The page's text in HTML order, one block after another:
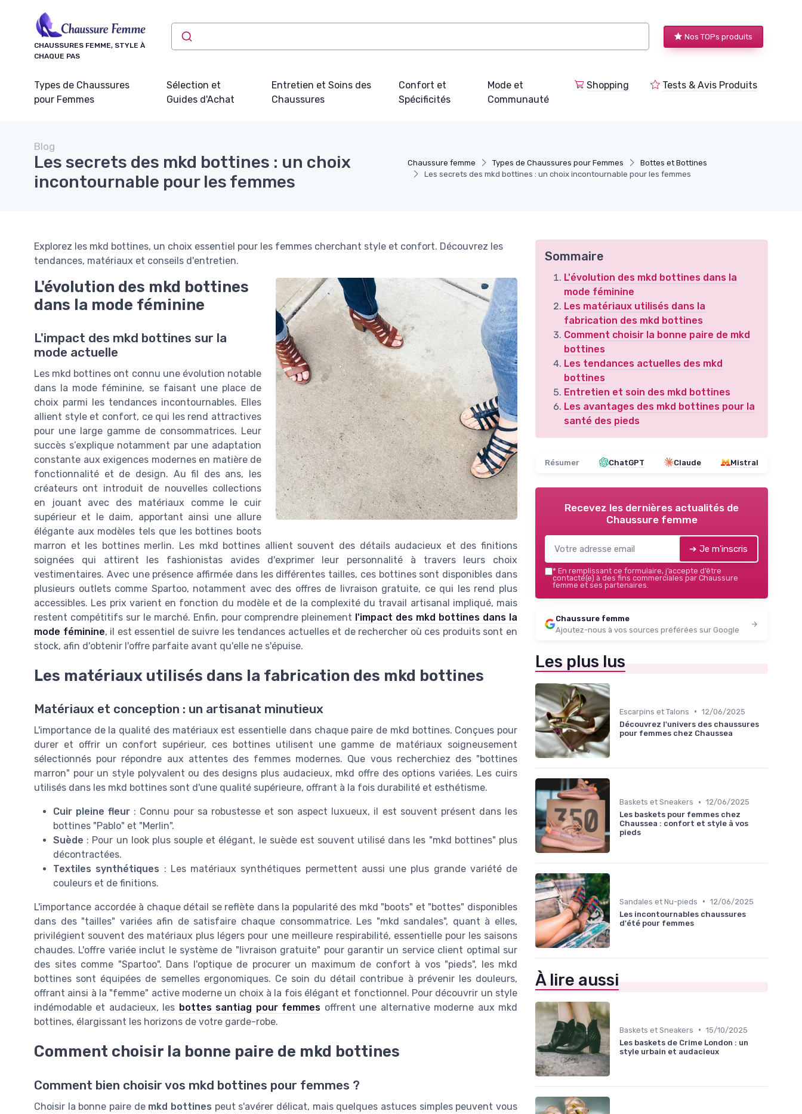
CHAUSSURES FEMME, STYLE À
CHAQUE PAS
Nos TOPs produits
Types de Chaussures
pour Femmes
Sélection et
Guides d'Achat
Entretien et Soins des
Chaussures
Confort et
Spécificités
Mode et
Communauté
Shopping Tests & Avis Produits
Chaussure femme Types de Chaussures pour Femmes
Bottes et Bottines
Les secrets des mkd bottines : un choix incontournable pour les femmes
Blog
Les secrets des mkd bottines : un choix
incontournable pour les femmes
Explorez les mkd bottines, un choix essentiel pour les femmes cherchant style et confort. Découvrez les
tendances, matériaux et conseils d'entretien.
L'évolution des mkd bottines
dans la mode féminine
L'impact des mkd bottines sur la
mode actuelle
Les mkd bottines ont connu une évolution notable
dans la mode féminine, se faisant une place de
choix parmi les tendances incontournables. Elles
allient style et confort, ce qui les rend attractives
pour une large gamme de consommatrices. Leur
succès s’explique notamment par une adaptation
constante aux exigences modernes en matière de
fonctionnalité et de design. Au fil des ans, les
créateurs ont introduit de nouvelles collections
en jouant avec des matériaux comme le cuir
supérieur et le daim, apportant ainsi une allure
élégante aux modèles tels que les bottines boots
marron et les bottines merlin. Les mkd bottines allient souvent des détails audacieux et des finitions
soignées qui attirent les fashionistas avides d'exprimer leur personnalité à travers leurs choix
vestimentaires. Avec une présence affirmée dans les différentes tailles, ces bottines sont disponibles dans
plusieurs outlets comme Spartoo, notamment avec des offres de livraison gratuite, ce qui les rend plus
accessibles. Les prix varient en fonction du modèle et de la complexité du travail artisanal impliqué, mais
restent compétitifs sur le marché. Enfin, pour comprendre pleinement l'impact des mkd bottines dans la
mode féminine, il est essentiel de suivre les tendances actuelles et de rechercher où ces produits sont en
stock, afin d'obtenir l'offre parfaite avant qu'elle ne s'épuise.
Les matériaux utilisés dans la fabrication des mkd bottines
Matériaux et conception : un artisanat minutieux
L'importance de la qualité des matériaux est essentielle dans chaque paire de mkd bottines. Conçues pour
durer et offrir un confort supérieur, ces bottines utilisent une gamme de matériaux soigneusement
sélectionnés pour répondre aux attentes des femmes modernes. Que vous recherchiez des "bottines
marron" pour un style polyvalent ou des designs plus audacieux, mkd offre des options variées. Les cuirs
utilisés dans les mkd bottines sont d'une qualité supérieure, offrant à la fois durabilité et esthétisme.
Cuir pleine fleur : Connu pour sa robustesse et son aspect luxueux, il est souvent présent dans les
bottines "Pablo" et "Merlin".
Suède : Pour un look plus souple et élégant, le suède est souvent utilisé dans les "mkd bottines" plus
décontractées.
Textiles synthétiques : Les matériaux synthétiques permettent aussi une plus grande variété de
couleurs et de finitions.
L'importance accordée à chaque détail se reflète dans la popularité des mkd "boots" et "bottes" disponibles
dans des "tailles" variées afin de satisfaire chaque consommatrice. Les "mkd sandales", quant à elles,
privilégient souvent des matériaux plus légers pour une meilleure respirabilité, essentielle pour les saisons
chaudes. L'offre variée inclut le système de "livraison gratuite" pour garantir un service client optimal sur
des sites comme "Spartoo". Dans l'optique de procurer un maximum de confort à vos "pieds", les mkd
bottines sont équipées de semelles ergonomiques. Ce soin du détail contribue à prévenir les douleurs,
offrant ainsi à la "femme" active moderne un choix à la fois élégant et fonctionnel. Pour découvrir un style
indémodable et audacieux, les bottes santiag pour femmes offrent une alternative moderne aux mkd
bottines, élargissant les horizons de votre garde-robe.
Comment choisir la bonne paire de mkd bottines
Comment bien choisir vos mkd bottines pour femmes ?
Choisir la bonne paire de mkd bottines peut s'avérer délicat, mais quelques astuces simples peuvent vous
Sommaire
L'évolution des mkd bottines dans la
mode féminine
Les matériaux utilisés dans la
fabrication des mkd bottines
Comment choisir la bonne paire de mkd
bottines
Les tendances actuelles des mkd
bottines
Entretien et soin des mkd bottines
Les avantages des mkd bottines pour la
santé des pieds
Résumer ChatGPT Claude Mistral
Recevez les dernières actualités de
Chaussure femme
➔ Je m'inscris
* En remplissant ce formulaire, j’accepte d’être
contacté(e) à des fins commerciales par Chaussure
femme et ses partenaires.
Chaussure femme
Ajoutez-nous à vos sources préférées sur Google
Les plus lus
Escarpins et Talons • 12/06/2025
Découvrez l'univers des chaussures
pour femmes chez Chaussea
Baskets et Sneakers • 12/06/2025
Les baskets pour femmes chez
Chaussea : confort et style à vos
pieds
Sandales et Nu-pieds • 12/06/2025
Les incontournables chaussures
d'été pour femmes
À lire aussi
Baskets et Sneakers • 15/10/2025
Les baskets de Crime London : un
style urbain et audacieux